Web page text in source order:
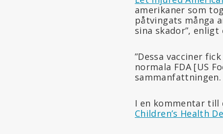
amerikaner som
påtvingats många
sina skador”,
”Dessa vacciner
normala FDA [US
sammanfattningen.
I en kommentar till
Children’s Health